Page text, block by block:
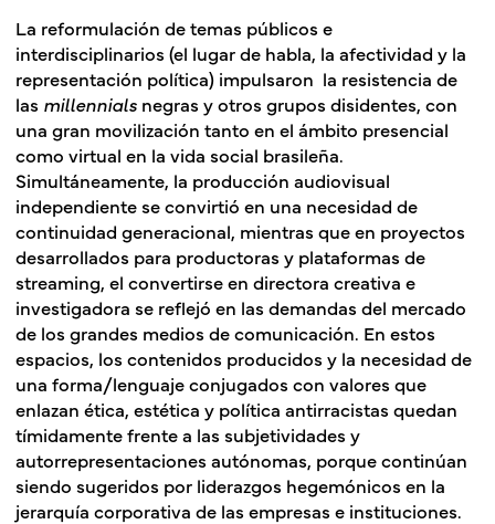
La reformulación de temas públicos e
interdisciplinarios (el lugar de habla, la afectividad y la
representación política) impulsaron la resistencia de
las millennials negras y otros grupos disidentes, con
una gran movilización tanto en el ámbito presencial
como virtual en la vida social brasileña.
Simultáneamente, la producción audiovisual
independiente se convirtió en una necesidad de
continuidad generacional, mientras que en proyectos
desarrollados para productoras y plataformas de
streaming, el convertirse en directora creativa e
investigadora se reflejó en las demandas del mercado
de los grandes medios de comunicación. En estos
espacios, los contenidos producidos y la necesidad de
una forma/lenguaje conjugados con valores que
enlazan ética, estética y política antirracistas quedan
tímidamente frente a las subjetividades y
autorrepresentaciones autónomas, porque continúan
siendo sugeridos por liderazgos hegemónicos en la
jerarquía corporativa de las empresas e instituciones.